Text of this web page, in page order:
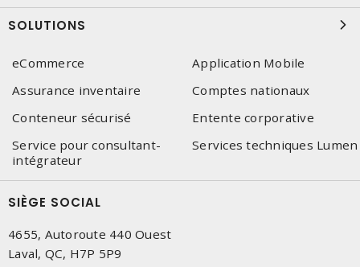
SOLUTIONS
eCommerce
Application Mobile
Assurance inventaire
Comptes nationaux
Conteneur sécurisé
Entente corporative
Service pour consultant-
intégrateur
Services techniques Lumen
SIÈGE SOCIAL
4655, Autoroute 440 Ouest
Laval, QC, H7P 5P9